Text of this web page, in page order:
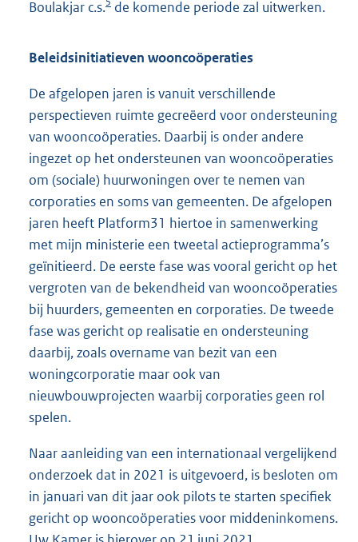
Boulakjar c.s. de komende periode zal uitwerken.
Beleidsinitiatieven wooncoöperaties
De afgelopen jaren is vanuit verschillende
perspectieven ruimte gecreëerd voor ondersteuning
van wooncoöperaties. Daarbij is onder andere
ingezet op het ondersteunen van wooncoöperaties
om (sociale) huurwoningen over te nemen van
corporaties en soms van gemeenten. De afgelopen
jaren heeft Platform31 hiertoe in samenwerking
met mijn ministerie een tweetal actieprogramma’s
geïnitieerd. De eerste fase was vooral gericht op het
vergroten van de bekendheid van wooncoöperaties
bij huurders, gemeenten en corporaties. De tweede
fase was gericht op realisatie en ondersteuning
daarbij, zoals overname van bezit van een
woningcorporatie maar ook van
nieuwbouwprojecten waarbij corporaties geen rol
spelen.
Naar aanleiding van een internationaal vergelijkend
onderzoek dat in 2021 is uitgevoerd, is besloten om
in januari van dit jaar ook pilots te starten specifiek
gericht op wooncoöperaties voor middeninkomens.